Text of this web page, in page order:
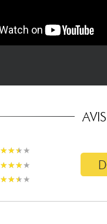
★★★ ★
★★★ ★
★★★★
★★★★
★★★ ★
★★★ ★